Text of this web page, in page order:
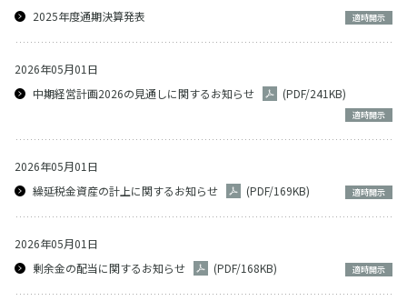
2025年度通期決算発表
適時開示
2026年05月01日
中期経営計画2026の見通しに関するお知らせ
(PDF/241KB)
適時開示
2026年05月01日
繰延税金資産の計上に関するお知らせ
(PDF/169KB) 適時開示
2026年05月01日
剰余金の配当に関するお知らせ
(PDF/168KB) 適時開示